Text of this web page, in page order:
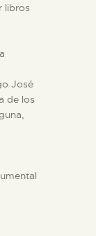
libros
José
de los